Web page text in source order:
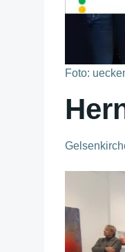
Foto: